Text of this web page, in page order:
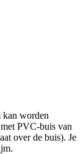
worden
PVC-buis van
over de buis). Je